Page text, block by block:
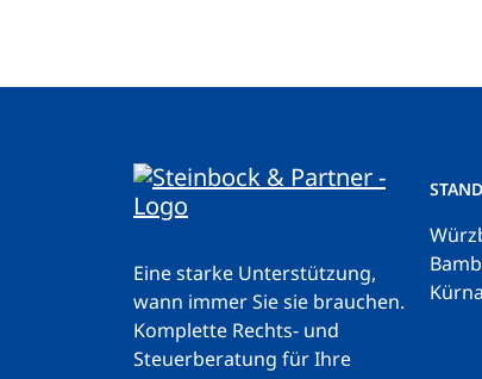
Eine starke Unterstützung,
wann immer Sie sie brauchen.
Komplette Rechts- und
Steuerberatung für Ihre